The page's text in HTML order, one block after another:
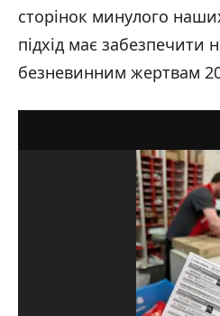
сторінок минулого
підхід має забезпечити
безневинним жертвам